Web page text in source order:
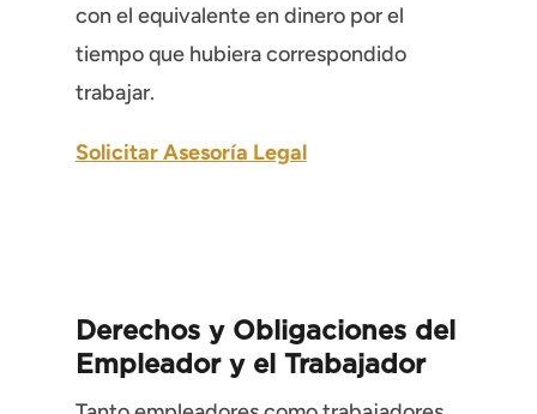
con el equivalente en dinero por el
tiempo que hubiera correspondido
trabajar.
Solicitar Asesoría Legal
Derechos y Obligaciones del
Empleador y el Trabajador